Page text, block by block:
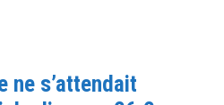
ne s’attendait